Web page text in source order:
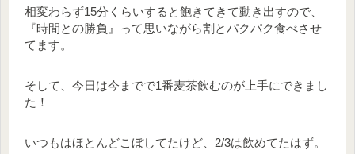
相変わらず15分くらいすると飽きてきて動き出すので、
『時間との勝負』って思いながら割とパクパク食べさせ
てます。
そして、今日は今までで1番麦茶飲むのが上手にできまし
た！
いつもはほとんどこぼしてたけど、2/3は飲めてたはず。